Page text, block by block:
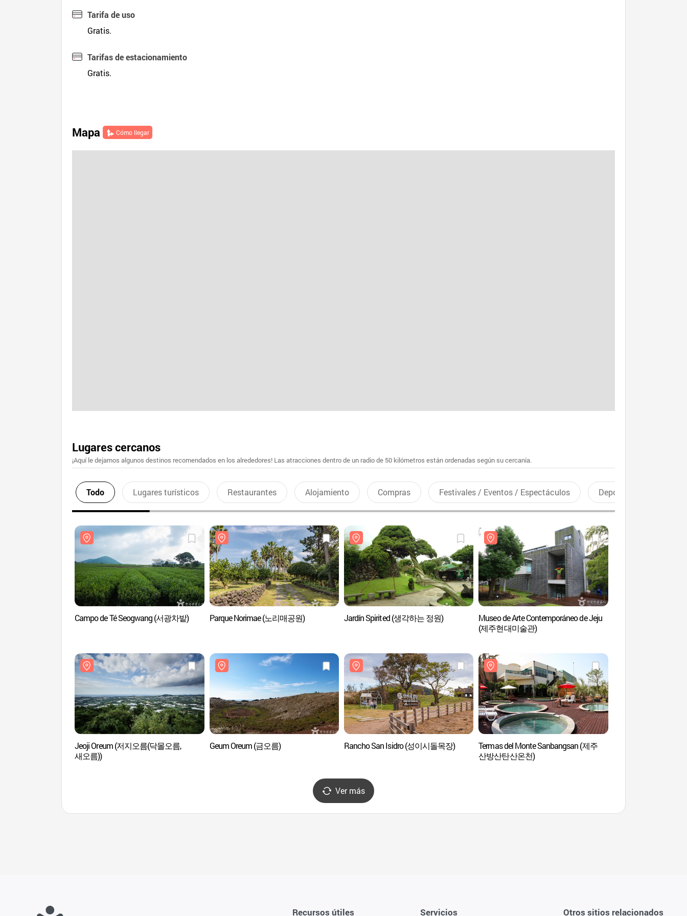
Tarifa de uso
Gratis.
Tarifas de estacionamiento
Gratis.
Mapa Cómo llegar
Lugares cercanos
¡Aquí le dejamos algunos destinos recomendados en los alrededores! Las atracciones dentro de un radio de 50 kilómetros están ordenadas según su cercanía.
Todo Lugares turísticos Restaurantes Alojamiento Compras Festivales / Eventos / Espectáculos Deportes recreativos
Campo de Té Seogwang (서광차밭) Parque Norimae (노리매공원) Jardín Spirited (생각하는 정원)
Museo de Arte Contemporáneo de Jeju
(제주현대미술관)
Jeoji Oreum (저지오름(닥몰오름,
새오름))
Geum Oreum (금오름) Rancho San Isidro (성이시돌목장)
Termas del Monte Sanbangsan (제주
산방산탄산온천)
Ver más
Recursos útiles Servicios Otros sitios relacionados